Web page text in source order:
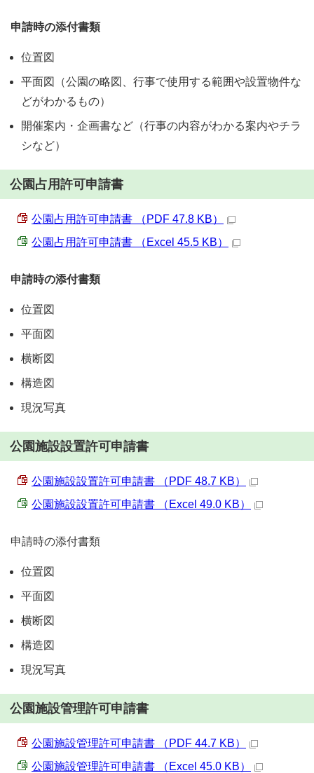
申請時の添付書類
位置図
平面図（公園の略図、行事で使用する範囲や設置物件な
どがわかるもの）
開催案内・企画書など（行事の内容がわかる案内やチラ
シなど）
公園占用許可申請書
公園占用許可申請書 （PDF 47.8 KB）
公園占用許可申請書 （Excel 45.5 KB）
申請時の添付書類
位置図
平面図
横断図
構造図
現況写真
公園施設設置許可申請書
公園施設設置許可申請書 （PDF 48.7 KB）
公園施設設置許可申請書 （Excel 49.0 KB）
申請時の添付書類
位置図
平面図
横断図
構造図
現況写真
公園施設管理許可申請書
公園施設管理許可申請書 （PDF 44.7 KB）
公園施設管理許可申請書 （Excel 45.0 KB）